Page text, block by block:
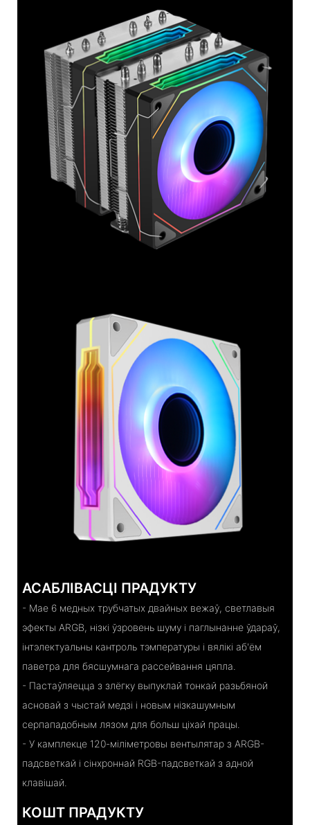
АСАБЛІВАСЦІ ПРАДУКТУ
- Мае 6 медных трубчатых двайных вежаў, светлавыя
эфекты ARGB, нізкі ўзровень шуму і паглынанне ўдараў,
інтэлектуальны кантроль тэмпературы і вялікі аб'ём
паветра для бясшумнага рассейвання цяпла.
- Пастаўляецца з злёгку выпуклай тонкай разьбяной
асновай з чыстай медзі і новым нізкашумным
серпападобным лязом для больш ціхай працы.
- У камплекце 120-міліметровы вентылятар з ARGB-
падсветкай і сінхроннай RGB-падсветкай з адной
клавішай.
КОШТ ПРАДУКТУ